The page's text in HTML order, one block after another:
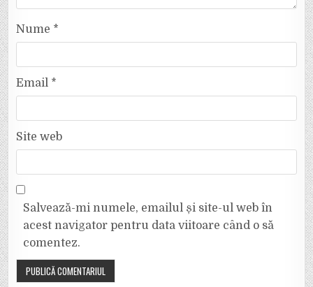
Nume *
Email *
Site web
Salvează-mi numele, emailul și site-ul web în
acest navigator pentru data viitoare când o să
comentez.